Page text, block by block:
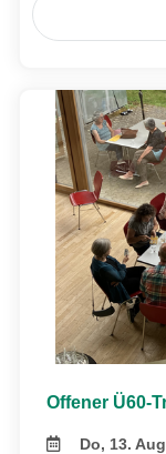
Offener Ü60-
Do, 13.